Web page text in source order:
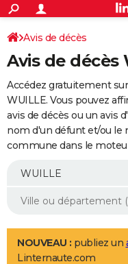
ACTUALITÉS
Politique
Société
Faits Divers
Education
Monde
Villes
+
SPORT
Coupe du monde 2026
Football
Tennis
Cyclisme
Rugby
Forum
Programme TV
TNT
Streaming
Cinéma
Sorties cinéma
Musique
+
FINANCE
Retraite
Epargne
Immobilier
Risques naturels par ville
Banque
Assurance
AUTO
Essais
Réserver un essai
Citadines
Berlines
SUV
Forum auto
+
Mobiles
Meilleur smartphone
Internet
Ordinateurs
Jeux vidéo
Guide high-tech
Aménagement intérieur
LIFESTYLE
Avis de décès
Avis de décès
Accédez gratuitement
WUILLE. Vous pouvez
avis de décès ou un avis
nom d'un défunt et/ou le
commune dans le
NOUVEAU : publiez un
Linternaute.com